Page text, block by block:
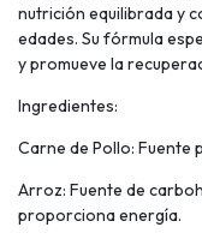
nutrición equilibrada y
edades. Su fórmula
y promueve la
Ingredientes:
Carne de Pollo: Fuente
Arroz: Fuente de
proporciona energía.